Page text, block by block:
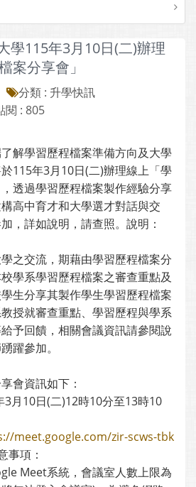
學115年3月10日(二)辦理
案分享會」
分類 : 升學快訊
閱 : 805
解學習歷程檔案準備方向及大學
115年3月10日(二)辦理線上「學
透過學習歷程檔案製作經驗分享
高中育才和大學選才對話與交
，詳如說明，請查照。說明：
之交流，期藉由學習歷程檔案分
學系學習歷程檔案之審查重點及
生分享其製作學生學習歷程檔案
授就審查重點、學習歷程與學系
予回饋，相關會議資訊請參閱說
躍參加。
會資訊如下：
3月10日(二)12時10分至13時10
meet.google.com/zir-scws-tbk
事項：
Meet系統，會議室人數上限為